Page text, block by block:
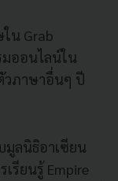
น Grab
ออนไลน์ใน
วภาษาอื่นๆ ปี
มูลนิธิอาเซียน
เรียนรู้ Empire